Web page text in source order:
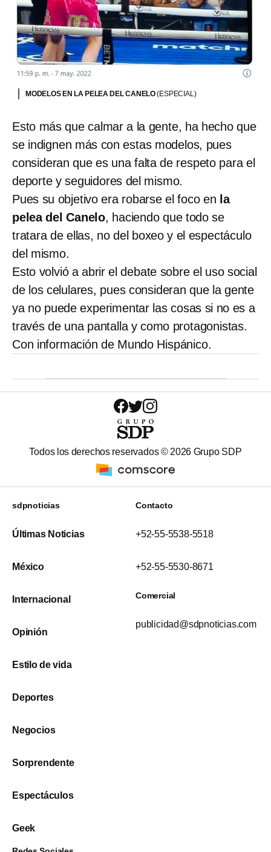
MODELOS EN LA PELEA DEL CANELO(ESPECIAL)
Esto más que calmar a la gente, ha hecho que
se indignen más con estas modelos, pues
consideran que es una falta de respeto para el
deporte y seguidores del mismo.
Pues su objetivo era robarse el foco en la
pelea del Canelo, haciendo que todo se
tratara de ellas, no del boxeo y el espectáculo
del mismo.
Esto volvió a abrir el debate sobre el uso social
de los celulares, pues consideran que la gente
ya no puede experimentar las cosas si no es a
través de una pantalla y como protagonistas.
Con información de Mundo Hispánico.
Todos los derechos reservados © 2026 Grupo SDP
sdpnoticias
Últimas Noticias
México
Internacional
Opinión
Estilo de vida
Deportes
Negocios
Sorprendente
Espectáculos
Geek
Contacto
+52-55-5538-5518
+52-55-5530-8671
Comercial
publicidad@sdpnoticias.com